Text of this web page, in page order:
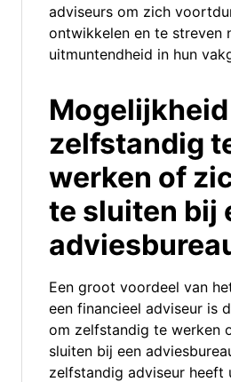
adviseurs om zich
ontwikkelen en te streven
uitmuntendheid in hun
zelfstandig
werken of
te sluiten bij
Een groot voordeel van
een financieel adviseur is
om zelfstandig te werken
sluiten bij een
zelfstandig adviseur heeft